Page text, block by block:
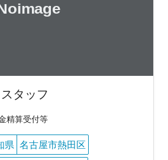
タッフ
精算受付等
県 名古屋市熱田区